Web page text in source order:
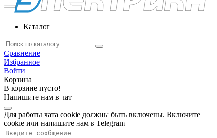
Каталог
Сравнение
Избранное
Войти
Корзина
В корзине пусто!
Напишите нам в чат
Для работы чата cookie должны быть включены. Включите
cookie или напишите нам в Telegram